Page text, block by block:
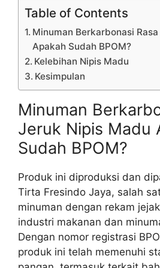
Table of Contents
Minuman Berkarbonasi
Apakah Sudah BPOM?
Kelebihan Nipis Madu
Kesimpulan
Minuman
Jeruk Nipis Madu
Sudah BPOM?
Produk ini diproduksi dan
Tirta Fresindo Jaya, salah
minuman dengan rekam
industri makanan dan
Dengan nomor registrasi
produk ini telah memenuhi